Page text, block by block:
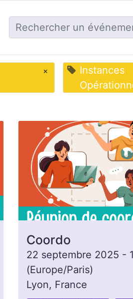
×
Instances
Coordo
22 septembre 2025 -
(Europe/Paris)
Lyon, France